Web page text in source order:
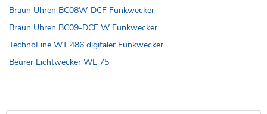
Braun Uhren BC08W-DCF Funkwecker
Braun Uhren BC09-DCF W Funkwecker
TechnoLine WT 486 digitaler Funkwecker
Beurer Lichtwecker WL 75